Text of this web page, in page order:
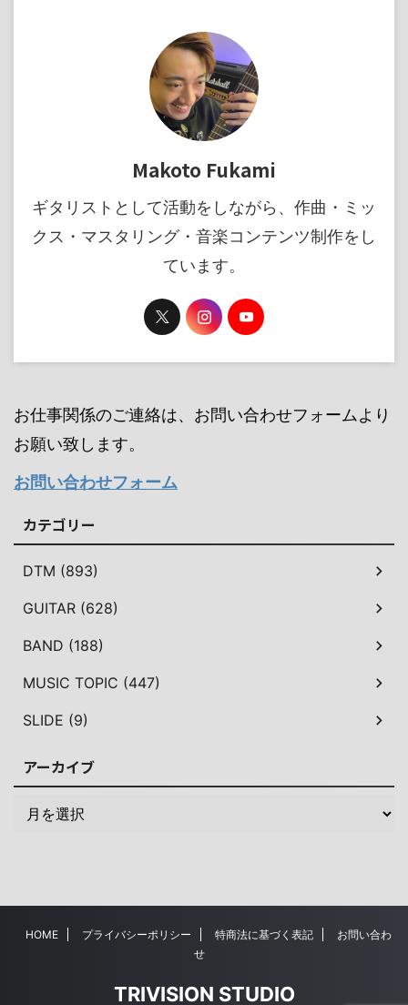
Makoto Fukami
ギタリストとして活動をしながら、作曲・ミッ
クス・マスタリング・音楽コンテンツ制作をし
ています。
お仕事関係のご連絡は、お問い合わせフォームより
お願い致します。
お問い合わせフォーム
カテゴリー
DTM (893)
GUITAR (628)
BAND (188)
MUSIC TOPIC (447)
SLIDE (9)
アーカイブ
HOME プライバシーポリシー 特商法に基づく表記
お問い合わ
せ
TRIVISION STUDIO